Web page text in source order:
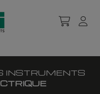
INSTRUMENTS